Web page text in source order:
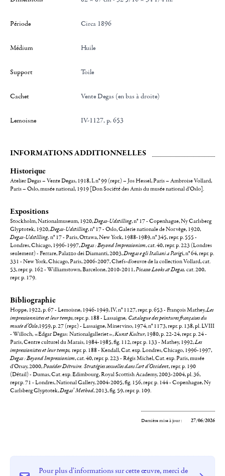
Période Circa 1896
Médium Huile
Support Toile
Cachet Vente Degas (en bas à droite)
Lemoisne IV-1127, p. 653
INFORMATIONS ADDITIONNELLES
Historique
Atelier Degas – Vente Degas, 1918, I, n° 99 (repr.) – Jos Hessel, Paris – Ambroise Vollard,
Paris – Oslo, musée national, 1919 [Don Société des Amis du musée national d'Oslo].
Expositions
Stockholm, Nationalmuseum, 1920,Degas-Udstilling, n° 17 - Copenhague, Ny Carlsberg
Glyptotek, 1920,Degas-Udstilling, n° 17 - Oslo, Galerie nationale de Norvège, 1920,
Degas-Udstllling, n° 17 - Paris, Ottawa, New York, 1988-1989, n° 345, repr. p. 555 -
Londres, Chicago, 1996-1997,Degas : Beyond Impressionism, cat. 40, repr. p. 223 (Londres
seulement) - Ferrare, Palazzo dei Diamanti, 2003,Dregas e gli Italiani a Parigi, n° 64, repr. p.
331 - New York, Chicago, Paris, 2006-2007, Chefs-d'oeuvre de la collection Vollard, cat.
53, repr. p. 162 - Williamstown, Barcelone, 2010-2011,Picasso Looks at Degas, cat. 200,
repr. p. 179.
Bibliographie
Hoppe, 1922, p. 67 - Lemoisne, 1946-1949, IV, n° 1127, repr. p. 653 - François Mathey,Les
impressionnistes et leur temps, repr. p. 188 - Lassaigne, Catalogue des peintures françaises du
musée d'Oslo,1959, p. 27 (repr.) - Lassaigne, Minervino, 1974, n° 1173, repr. p. 138, pl. LVIII
- Willoch, «Edgar Degas: Nationalgalleriet»,Kunst Kultur, 1980, p. 22-24, repr. p. 24 -
Paris, Centre culturel du Marais, 1984-1985, fig. 112, repr. p. 133 - Mathey, 1992,Les
impressionistes et leur temps, repr. p. 188 - Kendall, Cat. exp. Londres, Chicago, 1996-1997,
Degas : Beyond Impressionism, cat. 40, repr. p. 223 - Régis Michel, Cat. exp. Paris, musée
d'Orsay, 2000,Posséder Détruire. Stratégies sexuelles dans l'art d'Occident, repr. p. 190
(Détail) - Dumas, Cat. exp. Edimbourg, Royal Scottish Academy, 2003-2004, pl. 36,
repr.p. 71 - Londres, National Gallery, 2004-2005, fig. 156, repr. p. 144 - Copenhague, Ny
Carlsberg Glyptotek,Degas’ Method, 2013, fig. 59, repr. p. 109.
Dernière mise à jour : 27/06/2026
Pour plus d'informations sur cette œuvre, merci de